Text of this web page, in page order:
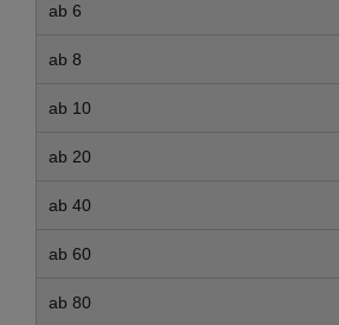
ab 6
ab 8
ab 10
ab 20
ab 40
ab 60
ab 80